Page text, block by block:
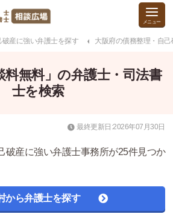
産に強い弁護士を探す 大阪府の債務整理・自
料無料」の弁護士・司法書
士を検索
最終更新日:2026年07月30日
破産に強い弁護士事務所が25件見つか
から弁護士を探す